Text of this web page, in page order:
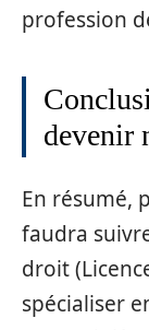
profession
devenir
En résumé,
faudra
droit
spécialiser